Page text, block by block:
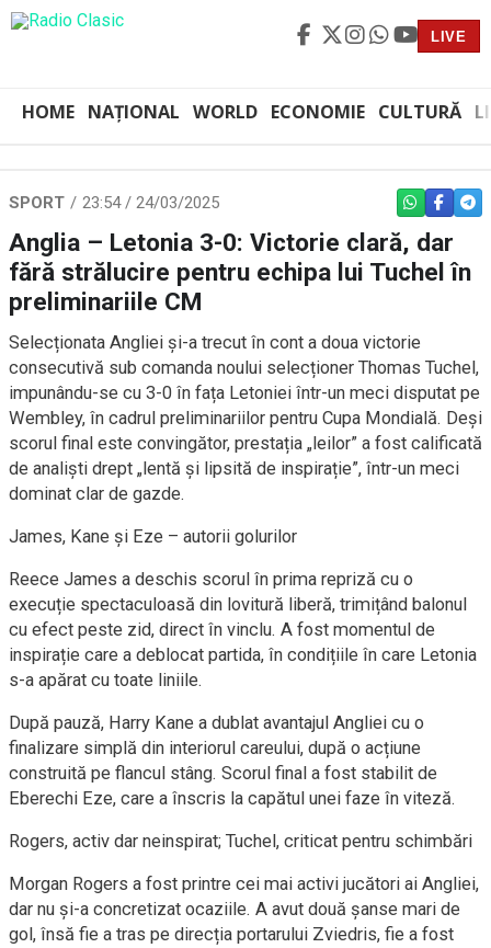
LIVE
HOME NAȚIONAL WORLD ECONOMIE CULTURĂ
SPORT 23:54 / 24/03/2025 WHATSAPP
Anglia – Letonia 3-0: Victorie clară, dar
fără strălucire pentru echipa lui Tuchel în
preliminariile CM
Selecționata Angliei și-a trecut în cont a doua victorie
consecutivă sub comanda noului selecționer Thomas Tuchel,
impunându-se cu 3-0 în fața Letoniei într-un meci disputat pe
Wembley, în cadrul preliminariilor pentru Cupa Mondială. Deși
scorul final este convingător, prestația „leilor” a fost calificată
de analiști drept „lentă și lipsită de inspirație”, într-un meci
dominat clar de gazde.
James, Kane și Eze – autorii golurilor
Reece James a deschis scorul în prima repriză cu o
execuție spectaculoasă din lovitură liberă, trimițând balonul
cu efect peste zid, direct în vinclu. A fost momentul de
inspirație care a deblocat partida, în condițiile în care Letonia
s-a apărat cu toate liniile.
După pauză, Harry Kane a dublat avantajul Angliei cu o
finalizare simplă din interiorul careului, după o acțiune
construită pe flancul stâng. Scorul final a fost stabilit de
Eberechi Eze, care a înscris la capătul unei faze în viteză.
Rogers, activ dar neinspirat; Tuchel, criticat pentru schimbări
Morgan Rogers a fost printre cei mai activi jucători ai Angliei,
dar nu și-a concretizat ocaziile. A avut două șanse mari de
gol, însă fie a tras pe direcția portarului Zviedris, fie a fost